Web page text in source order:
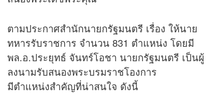
ตามประกาศสำนักนายกรัฐมนตรี เรื่อง ให้นาย
ทหารรับราชการ จำนวน 831 ตำแหน่ง โดยมี
พล.อ.ประยุทธ์ จันทร์โอชา นายกรัฐมนตรี เป็นผู้
ลงนามรับสนองพระบรมราชโองการ
มีตำแหน่งสำคัญที่น่าสนใจ ดังนี้